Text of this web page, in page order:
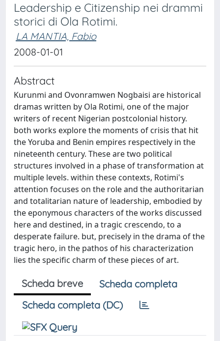
Leadership e Citizenship nei drammi
storici di Ola Rotimi.
LA MANTIA, Fabio
2008-01-01
Abstract
Kurunmi and Ovonramwen Nogbaisi are historical
dramas written by Ola Rotimi, one of the major
writers of recent Nigerian postcolonial history.
both works explore the moments of crisis that hit
the Yoruba and Benin empires respectively in the
nineteenth century. These are two political
structures involved in a phase of transformation at
multiple levels. within these contexts, Rotimi's
attention focuses on the role and the authoritarian
and totalitarian nature of leadership, embodied by
the eponymous characters of the works discussed
here and destined, in a tragic crescendo, to a
desperate failure. but, precisely in the drama of the
tragic hero, in the pathos of his characterization
lies the specific charm of these pieces of art.
Scheda breve
Scheda completa
Scheda completa (DC)